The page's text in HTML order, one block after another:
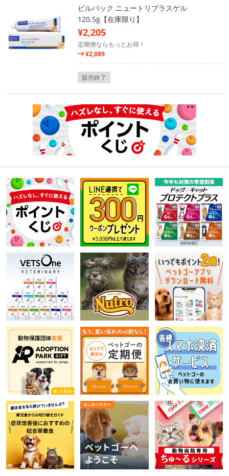
ビルバック ニュートリプラスゲル
120.5g【在庫限り】
¥2,205
定期便ならもっとお得！
¥2,089
販売終了